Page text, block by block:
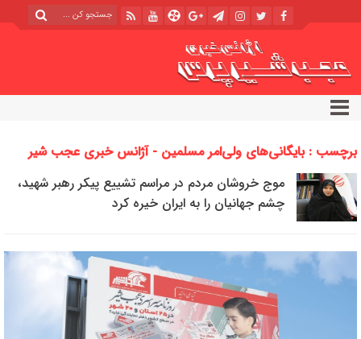
برچسب : بایگانی‌های ولی‌امر مسلمین - آژانس خبری عجب شیر
پرس
موج خروشان مردم در مراسم تشییع پیکر رهبر شهید،
چشم جهانیان را به ایران خیره کرد